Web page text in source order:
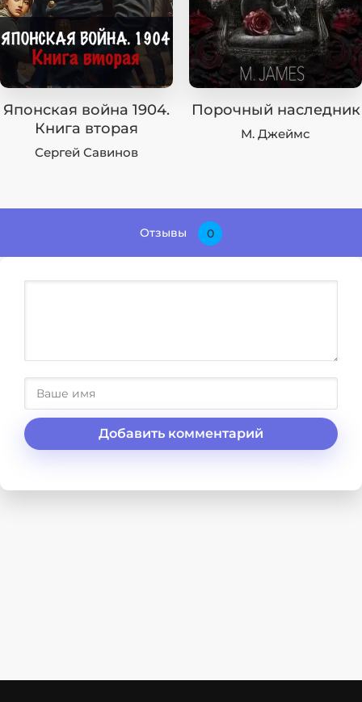
Японская война 1904.
Книга вторая
Сергей Савинов
Порочный наследник
М. Джеймс
Отзывы 0
Добавить комментарий